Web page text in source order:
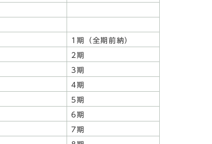
1期（全期前納）
2期
3期
4期
5期
6期
7期